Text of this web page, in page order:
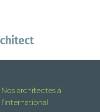
Nos architectes à
l'international